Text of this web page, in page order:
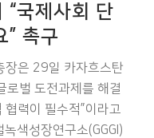
“국제사회 단
” 촉구
장은 29일 카자흐스탄
로벌 도전과제를 해결
력이 필수적”이라고
색성장연구소(GGGI)